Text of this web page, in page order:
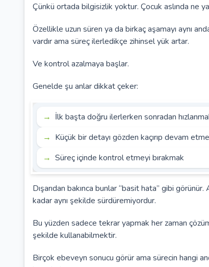
Çünkü ortada bilgisizlik yoktur. Çocuk aslında ne
Özellikle uzun süren ya da birkaç aşamayı aynı
vardır ama süreç ilerledikçe zihinsel yük artar.
Ve kontrol azalmaya başlar.
Genelde şu anlar dikkat çeker:
İlk başta doğru ilerlerken sonradan
Küçük bir detayı gözden kaçırıp devam
Süreç içinde kontrol etmeyi bırakmak
Dışarıdan bakınca bunlar “basit hata” gibi
kadar aynı şekilde sürdüremiyordur.
Bu yüzden sadece tekrar yapmak her zaman
şekilde kullanabilmektir.
Birçok ebeveyn sonucu görür ama sürecin hangi